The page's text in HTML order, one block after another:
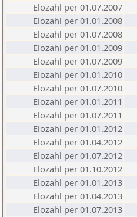
Elozahl per 01.07.2007
Elozahl per 01.01.2008
Elozahl per 01.07.2008
Elozahl per 01.01.2009
Elozahl per 01.07.2009
Elozahl per 01.01.2010
Elozahl per 01.07.2010
Elozahl per 01.01.2011
Elozahl per 01.07.2011
Elozahl per 01.01.2012
Elozahl per 01.04.2012
Elozahl per 01.07.2012
Elozahl per 01.10.2012
Elozahl per 01.01.2013
Elozahl per 01.04.2013
Elozahl per 01.07.2013